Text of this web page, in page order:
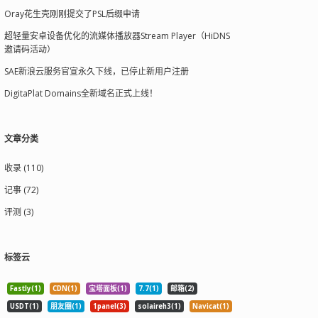
Oray花生壳刚刚提交了PSL后缀申请
超轻量安卓设备优化的流媒体播放器Stream Player（HiDNS
邀请码活动）
SAE新浪云服务官宣永久下线，已停止新用户注册
DigitaPlat Domains全新域名正式上线！
文章分类
收录 (110)
记事 (72)
评测 (3)
标签云
Fastly(1) CDN(1) 宝塔面板(1) 7.7(1)
邮箱(2)
USDT(1)
朋友圈(1) 1panel(3) solaireh3(1) Navicat(1)